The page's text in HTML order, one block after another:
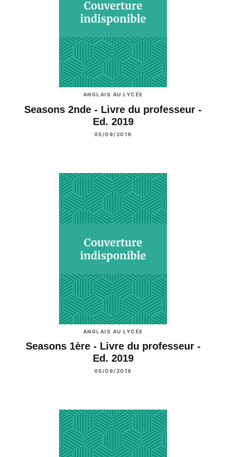
ANGLAIS AU LYCÉE
Seasons 2nde - Livre du professeur -
Ed. 2019
05/09/2019
ANGLAIS AU LYCÉE
Seasons 1ère - Livre du professeur -
Ed. 2019
05/09/2019